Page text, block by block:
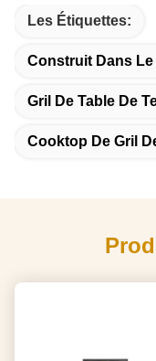
Les Étiquettes:
Construit Dans
Gril De Table De
Cooktop De Gril